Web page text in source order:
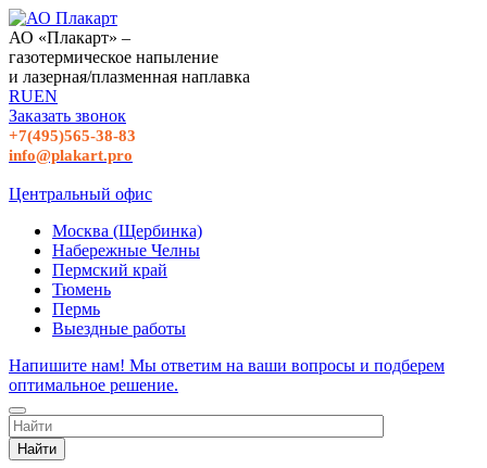
АО «Плакарт» –
газотермическое напыление
и лазерная/плазменная наплавка
RUEN
Заказать звонок
+7(495)565-38-83
info@plakart.pro
Центральный офис
Москва (Щербинка)
Набережные Челны
Пермский край
Тюмень
Пермь
Выездные работы
Напишите нам! Мы ответим на ваши вопросы и подберем
оптимальное решение.
Найти